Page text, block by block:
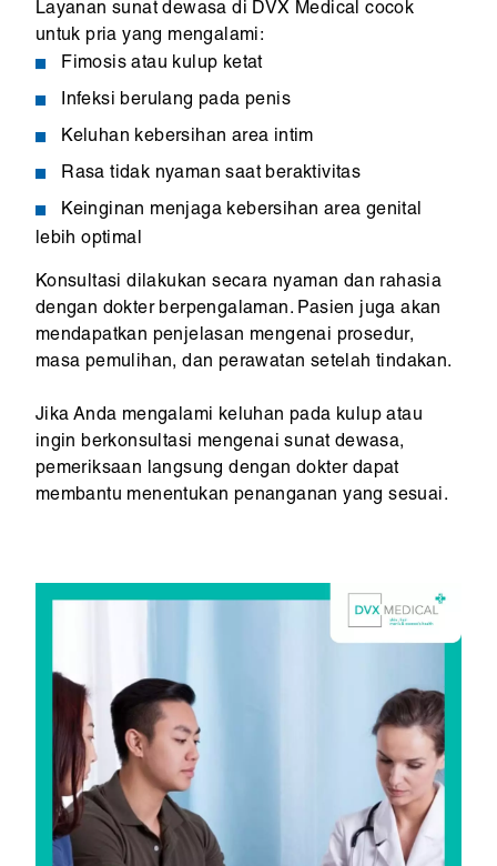
Layanan sunat dewasa di DVX Medical cocok
untuk pria yang mengalami:
Fimosis atau kulup ketat
Infeksi berulang pada penis
Keluhan kebersihan area intim
Rasa tidak nyaman saat beraktivitas
Keinginan menjaga kebersihan area genital
lebih optimal
Konsultasi dilakukan secara nyaman dan rahasia
dengan dokter berpengalaman. Pasien juga akan
mendapatkan penjelasan mengenai prosedur,
masa pemulihan, dan perawatan setelah tindakan.
Jika Anda mengalami keluhan pada kulup atau
ingin berkonsultasi mengenai sunat dewasa,
pemeriksaan langsung dengan dokter dapat
membantu menentukan penanganan yang sesuai.